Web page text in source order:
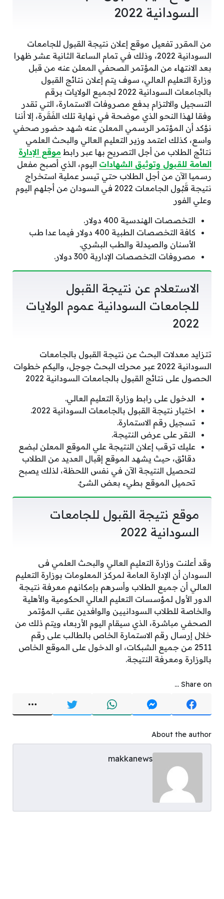
السودانية 2022
من المقرر تفعيل موقع إعلان نتيجة القبول للجامعات
السودانية 2022، وذلك في تمام الساعة الثانية عشر ظهرا
بعد الانتهاء من المؤتمر الصحفي المعلن عنه من قبل
وزارة التعليم العالي، سوف يتم إعلان نتائج القبول
بالجامعات السودانية 2022 لجميع الولايات برقم
التسجيل والالتزام بدفع مصروفات الاستمارة، التي تقدر
وفقا لهذا النحو الذي موضحة في نهاية تلك الفَقَرة، إلا أننا
نؤكد أن المؤتمر الرسمي المعلن عنه شهد حضور صحفي
واسع، كذلك اعتمد وزير التعليم العالي والبحث العلمي
نتائج الطلاب من أجل التصريح بها عبر رابط موقع الإدارة
العامة للقبول وتوثيق الشهادات اليوم، الذي أصبح مفعل
رسميا الآن من أجل الطلاب حتي تيسر عملية استخراج
نتيجة قَبُول الجامعات 2022 في السودان من أجلهم اليوم
وعلي الفور
التخصصات الهندسية 400 دولار.
كافة التخصصات الطبية 400 دولار فيما عدا طب
الأسنان والصيدلة والطب البشري.
مصروفات التخصصات الإدارية 300 دولار.
الاستعلام عن نتيجة القبول
للجامعات السودانية عموم الولايات
2022
تتزايد معدلات البحث عن نتيجة القبول بالجامعات
السودانية 2022 عبر محرك البحث جوجل، واليكم خطوات
الحصول على نتائج القبول بالجامعات السودانية 2022
الدخول على رابط وزارة التعليم العالي.
اختيار نتيجة القبول بالجامعات السودانية 2022.
تسجيل رقم الاستمارة.
النقر على عرض النتيجة.
عليك ترقب إعلان النتيجة علي الموقع المعلن لبضع
دقائق، حيث يشهد الموقع إقبال العديد من الطلاب
لتحصيل النتيجة الآن في نفس اللحظة، لذلك يصبح
تحميل الموقع بطيء بعض الشئ.
موقع نتيجة القبول للجامعات
السودانية 2022
وقد أعلنت وزارة التعليم العالي والبحث العلمي فى
السودان أن الإدارة العامة لمركز المعلومات بوزارة التعليم
العالي أن جميع الطلاب وأسرهم بإمكانهم معرفة نتيجة
الدور الأول لمؤسسات التعليم العالي الحكومية والأهلية
والخاصة للطلاب السودانيين والوافدين عقب المؤتمر
الصحفي مباشرة، الذي سيقام اليوم الأربعاء ويتم ذلك من
خلال إرسال رقم الاستمارة الخاص بالطالب على رقم
2511 من جميع الشبكات، او الدخول على الموقع الخاص
بالوزارة ومعرفة النتيجة.
Share on ...
About the author
makkanews